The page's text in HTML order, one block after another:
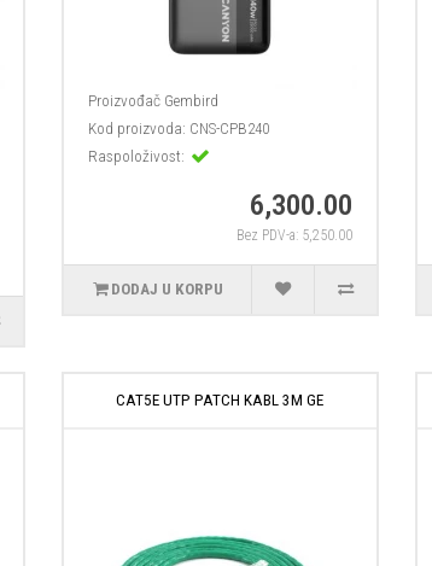
Proizvođač Gembird
Kod proizvoda: CNS-CPB240
Raspoloživost:
6,300.00
Bez PDV-a: 5,250.00
DODAJ U KORPU
CAT5E UTP PATCH KABL 3M GE